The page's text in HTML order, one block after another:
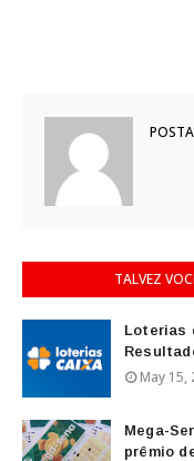
TALVEZ
Loterias
May 15,
Mega-
prêmio